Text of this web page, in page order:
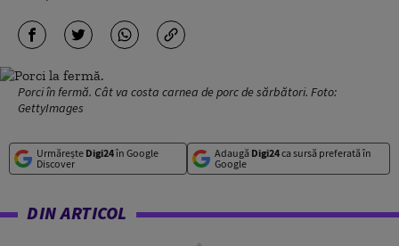
Porci în fermă. Cât va costa carnea de porc de sărbători. Foto:
GettyImages
Urmărește Digi24în Google
Discover
Adaugă Digi24ca sursă preferată în
Google
DIN ARTICOL